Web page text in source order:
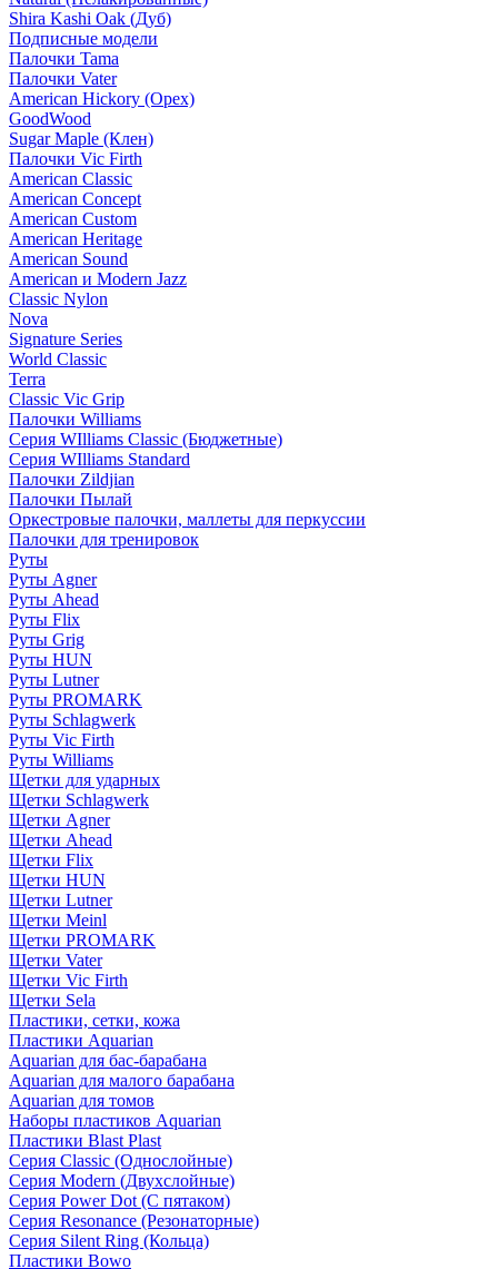
Shira Kashi Oak (Дуб)
Подписные модели
Палочки Tama
Палочки Vater
American Hickory (Орех)
GoodWood
Sugar Maple (Клен)
Палочки Vic Firth
American Classic
American Concept
American Custom
American Heritage
American Sound
American и Modern Jazz
Classic Nylon
Nova
Signature Series
World Classic
Terra
Classic Vic Grip
Палочки Williams
Серия WIlliams Classic (Бюджетные)
Серия WIlliams Standard
Палочки Zildjian
Палочки Пылай
Оркестровые палочки, маллеты для перкуссии
Палочки для тренировок
Руты
Руты Agner
Руты Ahead
Руты Flix
Руты Grig
Руты HUN
Руты Lutner
Руты PROMARK
Руты Schlagwerk
Руты Vic Firth
Руты Williams
Щетки для ударных
Щетки Schlagwerk
Щетки Agner
Щетки Ahead
Щетки Flix
Щетки HUN
Щетки Lutner
Щетки Meinl
Щетки PROMARK
Щетки Vater
Щетки Vic Firth
Щетки Sela
Пластики, сетки, кожа
Пластики Aquarian
Aquarian для бас-барабана
Aquarian для малого барабана
Aquarian для томов
Наборы пластиков Aquarian
Пластики Blast Plast
Серия Classic (Однослойные)
Серия Modern (Двухслойные)
Серия Power Dot (С пятаком)
Серия Resonance (Резонаторные)
Серия Silent Ring (Кольца)
Пластики Bowo